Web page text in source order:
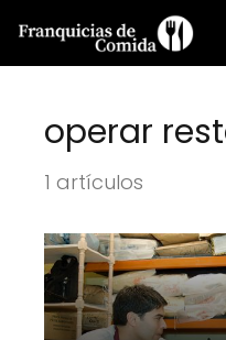
operar
1 artículos